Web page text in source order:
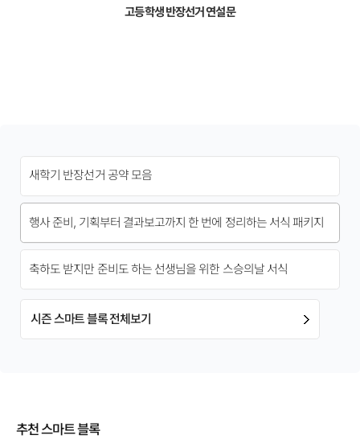
고등학생 반장선거 연설문
새학기 반장선거 공약 모음
행사 준비, 기획부터 결과보고까지 한 번에 정리하는 서식 패키지
축하도 받지만 준비도 하는 선생님을 위한 스승의날 서식
시즌 스마트 블록 전체보기
추천 스마트 블록